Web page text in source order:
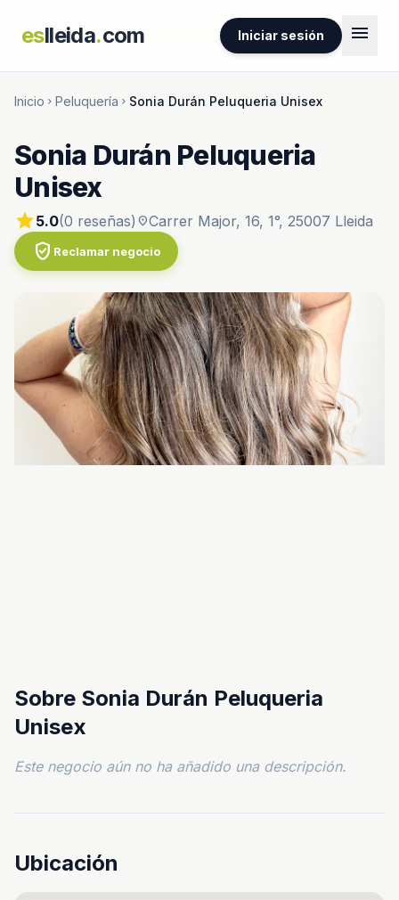
eslleida.com Iniciar sesión menu
Inicio chevron_right Peluquería chevron_right Sonia Durán Peluqueria Unisex
Sonia Durán Peluqueria
Unisex
star5.0(0 reseñas) location_onCarrer Major, 16, 1°, 25007 Lleida
verified_user Reclamar negocio
Sobre Sonia Durán Peluqueria
Unisex
Este negocio aún no ha añadido una descripción.
Ubicación